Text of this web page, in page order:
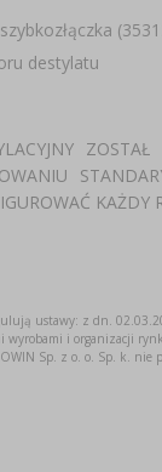
destylatu
KAŻDY
ustawy: z dn.
wyrobami i organizacji
Sp. z o. o. Sp. k.